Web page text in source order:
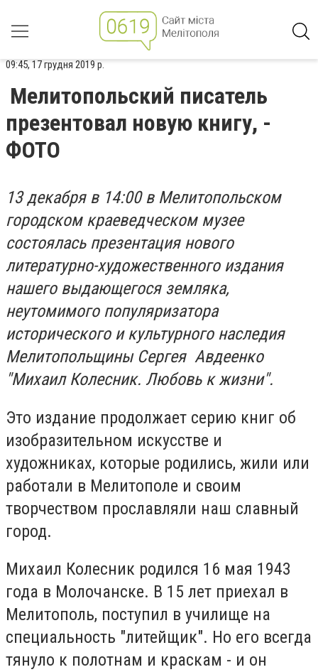
09:45, 17 грудня 2019 р.
Мелитопольский писатель
презентовал новую книгу, -
ФОТО
13 декабря в 14:00 в Мелитопольском
городском краеведческом музее
состоялась презентация нового
литературно-художественного издания
нашего выдающегося земляка,
неутомимого популяризатора
исторического и культурного наследия
Мелитопольщины Сергея Авдеенко
"Михаил Колесник. Любовь к жизни".
Это издание продолжает серию книг об
изобразительном искусстве и
художниках, которые родились, жили или
работали в Мелитополе и своим
творчеством прославляли наш славный
город.
Михаил Колесник родился 16 мая 1943
года в Молочанске. В 15 лет приехал в
Мелитополь, поступил в училище на
специальность "литейщик". Но его всегда
тянуло к полотнам и краскам - и он